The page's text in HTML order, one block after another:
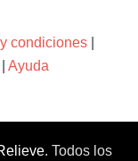
condiciones
Ayuda
. Todos los